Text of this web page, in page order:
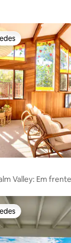
Valley: Em